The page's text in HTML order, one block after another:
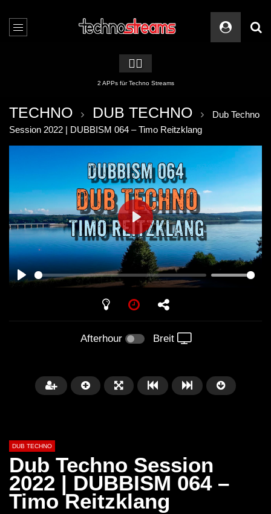
🏳️‍🌈
2 APPs für Techno Streams
TECHNO DUB TECHNO
Dub Techno
Session 2022 | DUBBISM 064 – Timo Reitzklang
PLAY
Afterhour Breit
Später
DUB TECHNO
Dub Techno Session
2022 | DUBBISM 064 –
Timo Reitzklang